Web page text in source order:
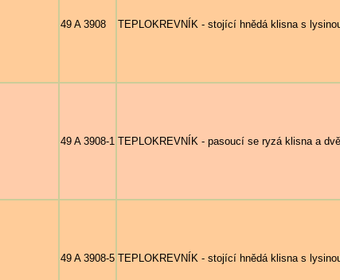
49 A 3908 TEPLOKREVNÍK - stojící hnědá klisna s
49 A 3908-1 TEPLOKREVNÍK - pasoucí se ryzá klisna a
49 A 3908-5 TEPLOKREVNÍK - stojící hnědá klisna s